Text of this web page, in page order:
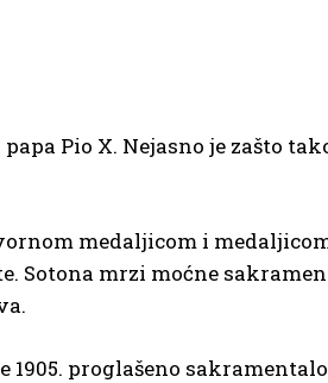
Pio X. Nejasno je zašto
medaljicom i
Sotona mrzi moćne
proglašeno